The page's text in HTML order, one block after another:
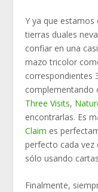
Y ya que
tierras duales
confiar en una
mazo tricolor
correspondientes
complementando
Three Visits,
encontrarlas. Es
Claim es
perfecto cada vez
sólo usando
Finalmente,